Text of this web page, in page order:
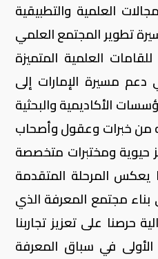
العلمية والتطبيقية
تطوير المجتمع العلمي
العلمية المتميزة
مسيرة الإمارات إلى
الأكاديمية والبحثية
من خبرات وعقول وأصحاب
حيوية ومختبرات متخصصة
يعكس المرحلة المتقدمة
بناء مجتمع المعرفة الذي
حرصنا على تعزيز تجاربنا
الأولى في سباق المعرفة